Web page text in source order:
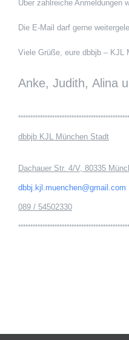
Über zahlreiche Anmeldungen
Die E-Mail darf gerne
Viele Grüße, eure dbbjb – KJL
Anke, Judith, Alina
dbbjb KJL München Stadt
Dachauer Str. 4/V, 80335
dbbj.kjl.muenchen@gmail.com
089 / 54502330
**********************************************